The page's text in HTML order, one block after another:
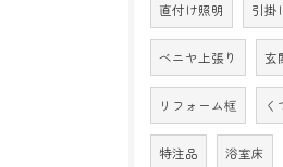
直付け照明 引掛
ベニヤ上張り 玄
リフォーム框 く
特注品 浴室床